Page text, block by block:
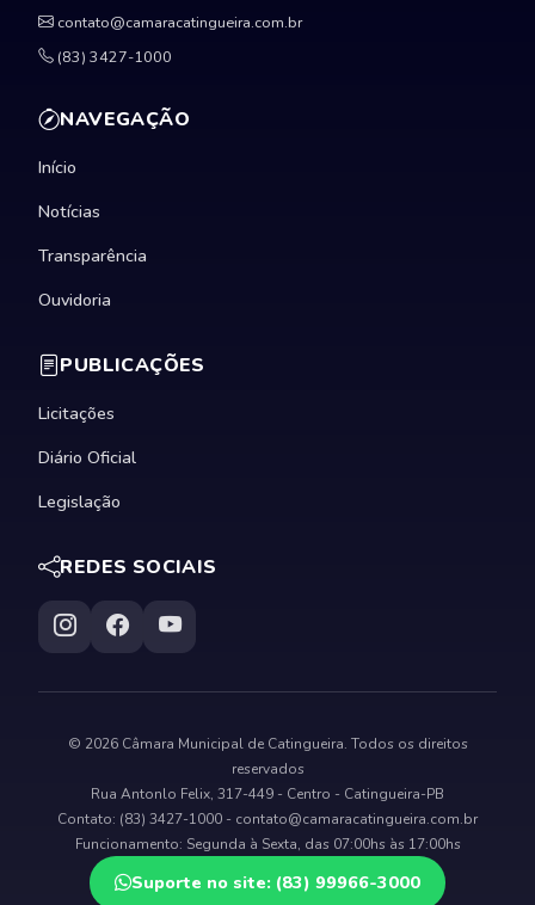
contato@camaracatingueira.com.br
(83) 3427-1000
NAVEGAÇÃO
Início
Notícias
Transparência
Ouvidoria
PUBLICAÇÕES
Licitações
Diário Oficial
Legislação
REDES SOCIAIS
© 2026 Câmara Municipal de Catingueira. Todos os direitos
reservados
Rua Antonlo Felix, 317-449 - Centro - Catingueira-PB
Contato: (83) 3427-1000 - contato@camaracatingueira.com.br
Funcionamento: Segunda à Sexta, das 07:00hs às 17:00hs
Suporte no site: (83) 99966-3000